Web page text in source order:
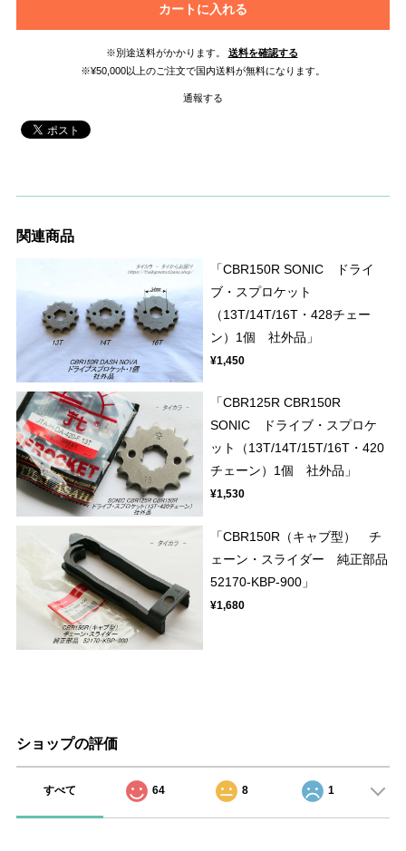
カートに入れる
※別途送料がかかります。
送料を確認する
※¥50,000以上のご注文で国内送料が無料になります。
通報する
関連商品
「CBR150R SONIC ドライ
ブ・スプロケット
（13T/14T/16T・428チェー
ン）1個 社外品」
¥1,450
「CBR125R CBR150R
SONIC ドライブ・スプロケ
ット（13T/14T/15T/16T・420
チェーン）1個 社外品」
¥1,530
「CBR150R（キャブ型） チ
ェーン・スライダー 純正部品
52170-KBP-900」
¥1,680
ショップの評価
すべて 64 8 1